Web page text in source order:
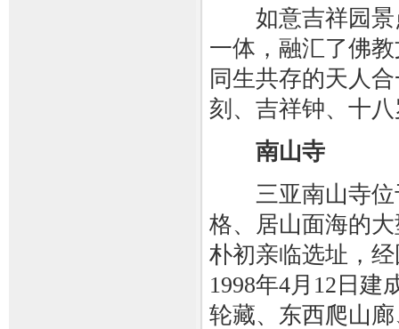
如意吉祥园景
一体，融汇了佛
同生共存的天人
刻、吉祥钟、十
南山寺
三亚南山寺位
格、居山面海的
朴初亲临选址，
1998年4月12日
轮藏、东西爬山